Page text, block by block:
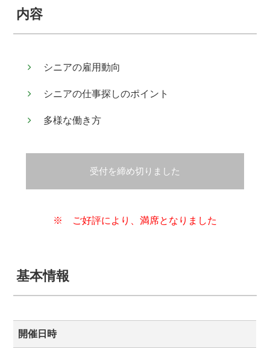
内容
シニアの雇用動向
シニアの仕事探しのポイント
多様な働き方
受付を締め切りました
※ ご好評により、満席となりました
基本情報
開催日時